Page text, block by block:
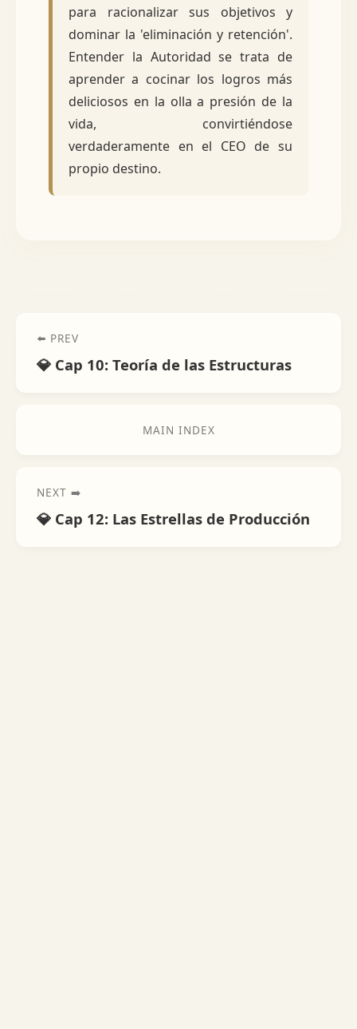
para racionalizar sus objetivos y
dominar la 'eliminación y retención'.
Entender la Autoridad se trata de
aprender a cocinar los logros más
deliciosos en la olla a presión de la
vida, convirtiéndose
verdaderamente en el CEO de su
propio destino.
⬅️ PREV
💎 Cap 10: Teoría de las Estructuras
MAIN INDEX
NEXT ➡️
💎 Cap 12: Las Estrellas de Producción